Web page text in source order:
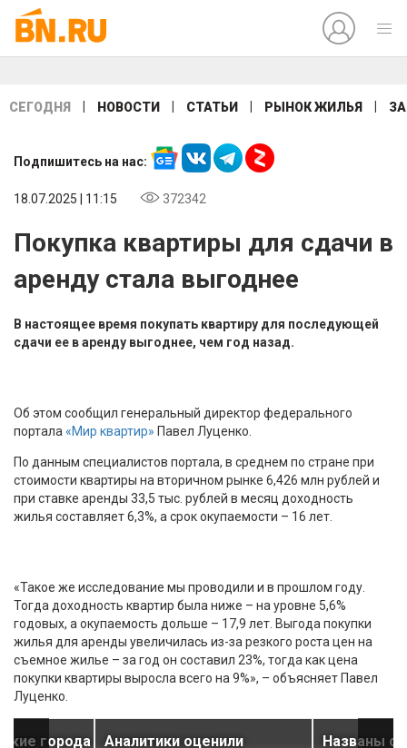
СЕГОДНЯ НОВОСТИ СТАТЬИ РЫНОК ЖИЛЬЯ
Подпишитесь на нас:
18.07.2025 | 11:15 372342
Покупка квартиры для сдачи в
аренду стала выгоднее
В настоящее время покупать квартиру для последующей
сдачи ее в аренду выгоднее, чем год назад.
Об этом сообщил генеральный директор федерального
портала «Мир квартир» Павел Луценко.
По данным специалистов портала, в среднем по стране при
стоимости квартиры на вторичном рынке 6,426 млн рублей и
при ставке аренды 33,5 тыс. рублей в месяц доходность
жилья составляет 6,3%, а срок окупаемости – 16 лет.
«Такое же исследование мы проводили и в прошлом году.
Тогда доходность квартир была ниже – на уровне 5,6%
годовых, а окупаемость дольше – 17,9 лет. Выгода покупки
жилья для аренды увеличилась из-за резкого роста цен на
съемное жилье – за год он составил 23%, тогда как цена
покупки квартиры выросла всего на 9%», – объясняет Павел
Луценко.
города
Аналитики оценили
Названы